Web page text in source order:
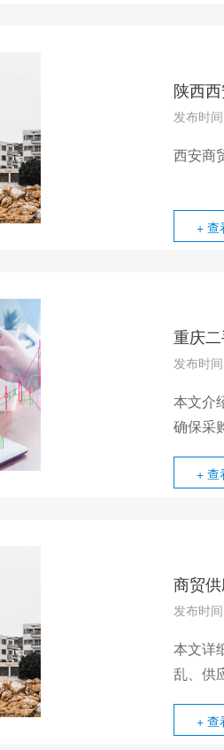
陕西
发布时
西安商
+ 查
重庆
发布时
本文介
确保采
+ 查
商贸
发布时
本文详
乱、供
+ 查